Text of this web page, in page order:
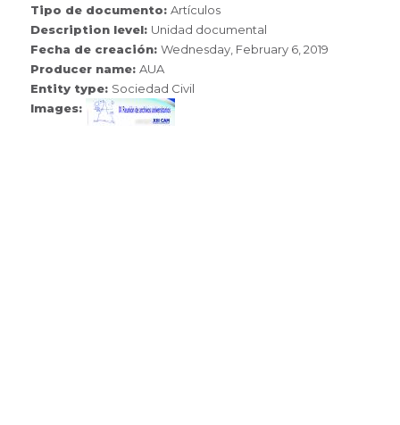
Tipo de documento:Artículos
Description level: Unidad documental
Fecha de creación:Wednesday, February 6, 2019
Producer name:AUA
Entity type: Sociedad Civil
Images: